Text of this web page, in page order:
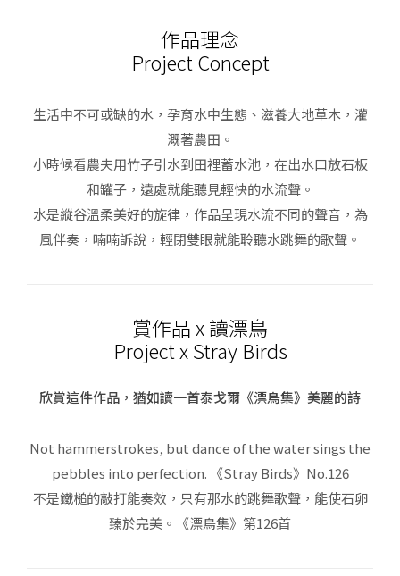
作品理念
Project Concept
生活中不可或缺的水，孕育水中生態、滋養大地草木，灌
溉著農田。
小時候看農夫用竹子引水到田裡蓄水池，在出水口放石板
和罐子，遠處就能聽見輕快的水流聲。
水是縱谷溫柔美好的旋律，作品呈現水流不同的聲音，為
風伴奏，喃喃訴說，輕閉雙眼就能聆聽水跳舞的歌聲。
賞作品 x 讀漂鳥
Project x Stray Birds
欣賞這件作品，猶如讀一首泰戈爾《漂鳥集》美麗的詩
Not hammerstrokes, but dance of the water sings the
pebbles into perfection. 《Stray Birds》No.126
不是鐵槌的敲打能奏效，只有那水的跳舞歌聲，能使石卵
臻於完美。《漂鳥集》第126首